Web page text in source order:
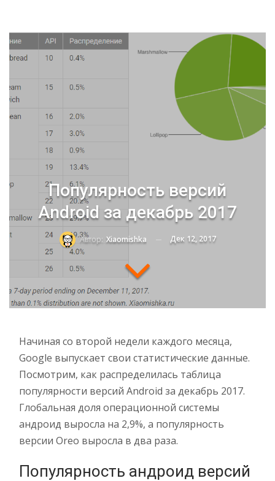
Популярность версий
Android за декабрь 2017
Автор: Xiaomishka Дек 12, 2017
Начиная со второй недели каждого месяца,
Google выпускает свои статистические данные.
Посмотрим, как распределилась таблица
популярности версий Android за декабрь 2017.
Глобальная доля операционной системы
андроид выросла на 2,9%, а популярность
версии Oreo выросла в два раза.
Популярность андроид версий